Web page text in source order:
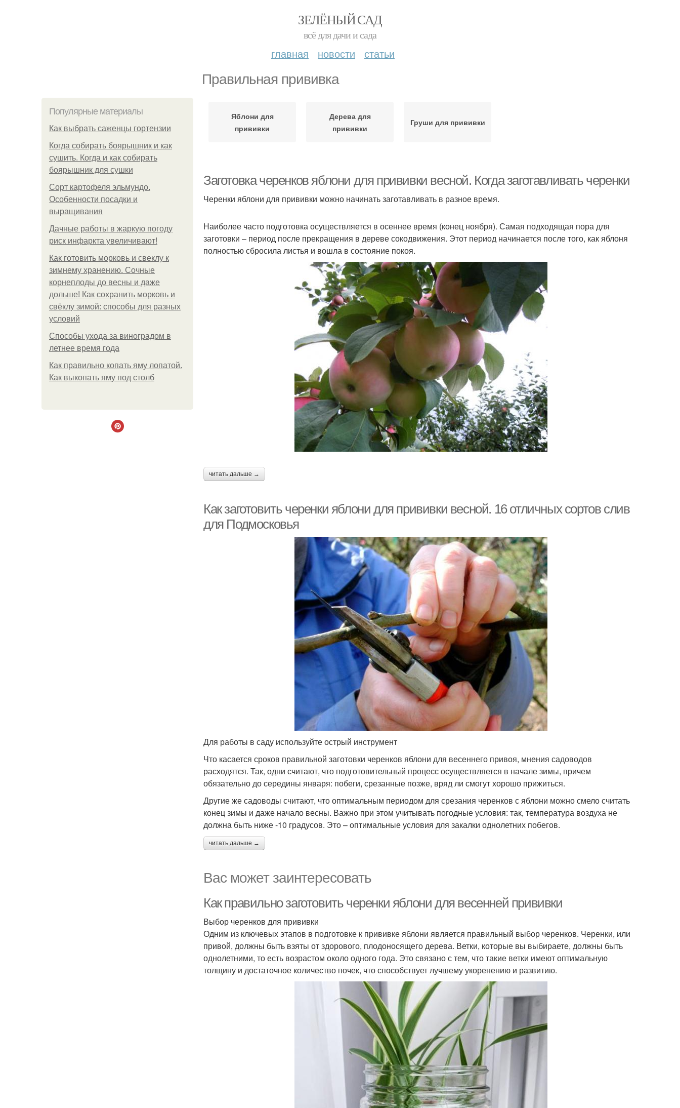
ЗЕЛЁНЫЙ САД
всё для дачи и сада
главная новости статьи
Правильная прививка
Популярные материалы
Как выбрать саженцы гортензии
Когда собирать боярышник и как
сушить. Когда и как собирать
боярышник для сушки
Сорт картофеля эльмундо.
Особенности посадки и
выращивания
Дачные работы в жаркую погоду
риск инфаркта увеличивают!
Как готовить морковь и свеклу к
зимнему хранению. Сочные
корнеплоды до весны и даже
дольше! Как сохранить морковь и
свёклу зимой: способы для разных
условий
Способы ухода за виноградом в
летнее время года
Как правильно копать яму лопатой.
Как выкопать яму под столб
Яблони для
прививки
Дерева для
прививки
Груши для прививки
Заготовка черенков яблони для прививки весной. Когда заготавливать черенки
Черенки яблони для прививки можно начинать заготавливать в разное время.
Наиболее часто подготовка осуществляется в осеннее время (конец ноября). Самая подходящая пора для
заготовки – период после прекращения в дереве сокодвижения. Этот период начинается после того, как яблоня
полностью сбросила листья и вошла в состояние покоя.
читать дальше →
Как заготовить черенки яблони для прививки весной. 16 отличных сортов слив
для Подмосковья
Для работы в саду используйте острый инструмент
Что касается сроков правильной заготовки черенков яблони для весеннего привоя, мнения садоводов
расходятся. Так, одни считают, что подготовительный процесс осуществляется в начале зимы, причем
обязательно до середины января: побеги, срезанные позже, вряд ли смогут хорошо прижиться.
Другие же садоводы считают, что оптимальным периодом для срезания черенков с яблони можно смело считать
конец зимы и даже начало весны. Важно при этом учитывать погодные условия: так, температура воздуха не
должна быть ниже -10 градусов. Это – оптимальные условия для закалки однолетних побегов.
читать дальше →
Вас может заинтересовать
Как правильно заготовить черенки яблони для весенней прививки
Выбор черенков для прививки
Одним из ключевых этапов в подготовке к прививке яблони является правильный выбор черенков. Черенки, или
привой, должны быть взяты от здорового, плодоносящего дерева. Ветки, которые вы выбираете, должны быть
однолетними, то есть возрастом около одного года. Это связано с тем, что такие ветки имеют оптимальную
толщину и достаточное количество почек, что способствует лучшему укоренению и развитию.